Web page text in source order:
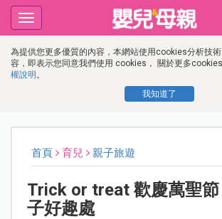
為提供您更多優質的內容，本網站使用cookies分析技
容，即表示您同意我們使用 cookies， 關於更多
權說明 。
我知道了
Toggle
navigation
首頁 育兒 親子旅遊
Trick or treat 歡慶萬聖
子好趣處